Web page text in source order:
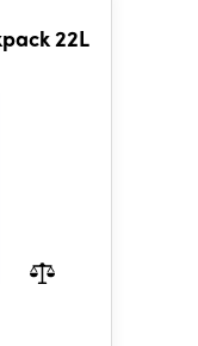
22L